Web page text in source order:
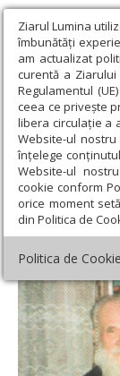
Ziarul Lumina
îmbunătăți
am actualizat
curentă a
Regulamentul
ceea ce privește
libera circulație a
Website-ul
înțelege
Website-ul
cookie conform
orice moment
din Politica de
Politica de Cookie
Ziarul Lumina ›
Paulin Lecca și
Părintele